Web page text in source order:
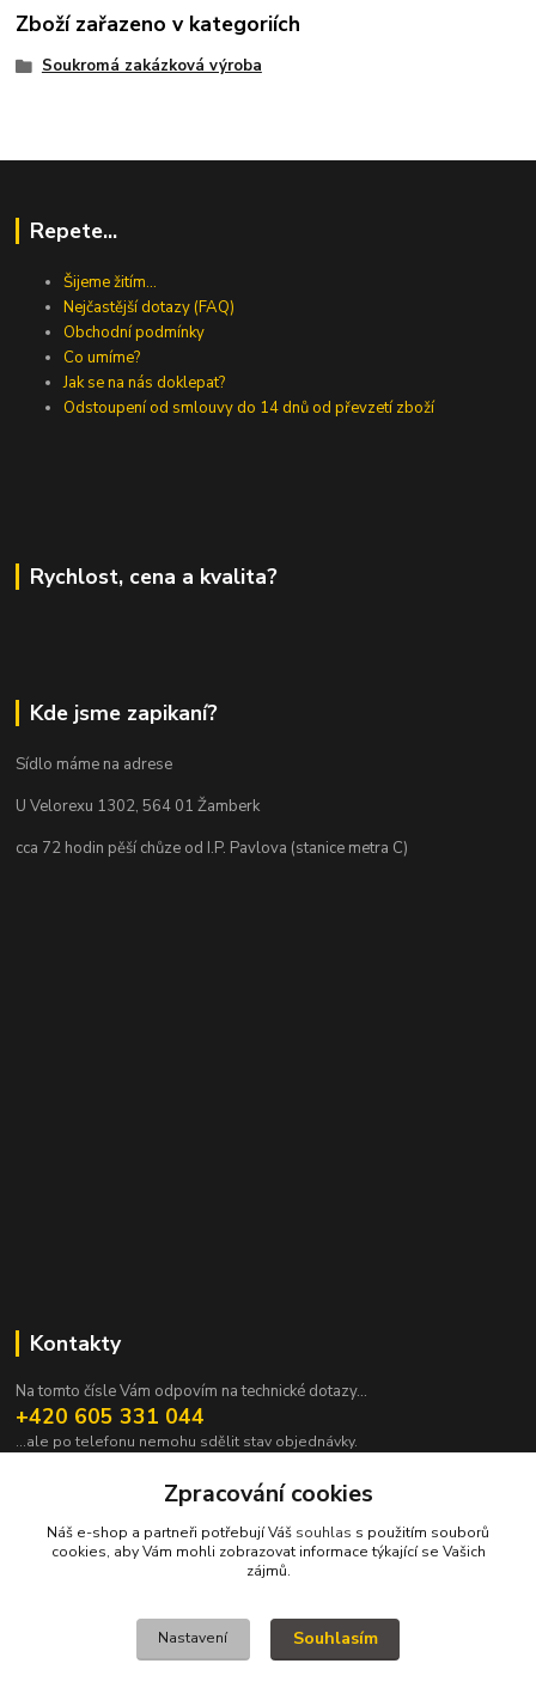
Zboží zařazeno v kategoriích
Soukromá zakázková výroba
Repete...
Šijeme žitím...
Nejčastější dotazy (FAQ)
Obchodní podmínky
Co umíme?
Jak se na nás doklepat?
Odstoupení od smlouvy do 14 dnů od převzetí zboží
Rychlost, cena a kvalita?
Kde jsme zapikaní?
Sídlo máme na adrese
U Velorexu 1302, 564 01 Žamberk
cca 72 hodin pěší chůze od I.P. Pavlova (stanice metra C)
Kontakty
Na tomto čísle Vám odpovím na technické dotazy...
+420 605 331 044
...ale po telefonu nemohu sdělit stav objednávky.
pavek@janpavek.com
VŠECHNY VÝROBKY V TOMTO ESHOPU JSOU VYRÁBĚNY NA ZAKÁZKU a
Zpracování cookies
Náš e-shop a partneři potřebují Váš souhlas s použitím souborů
cookies, aby Vám mohli zobrazovat informace týkající se Vašich
zájmů.
Nastavení Souhlasím